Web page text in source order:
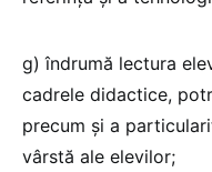
g) îndrumă lectura
cadrele didactice,
precum şi a
vârstă ale elevilor;